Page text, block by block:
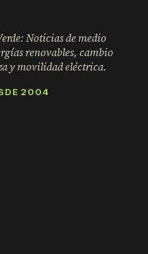
Noticias de medio
renovables, cambio
y movilidad eléctrica.
2004